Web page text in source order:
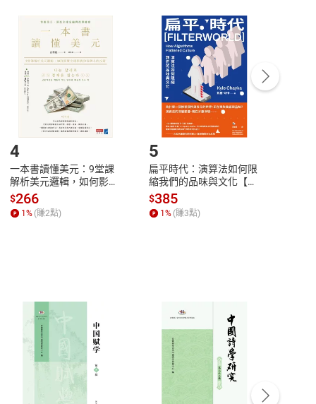
點選「瀏覽訂單明細」 「申請取消訂單/退
貨。
付款方式
Payment
完成訂單
Complete
號，下載書籍後看書
客服資訊
4
一本書讀懂美元：9堂課
解析美元邏輯，如何影響
全球經濟和每個人的投資
【電子書】
$266
1% (賺2點)
5
扁平時代：演算法如何限
縮我們的品味與文化【電
子書】
$385
1% (賺3點)